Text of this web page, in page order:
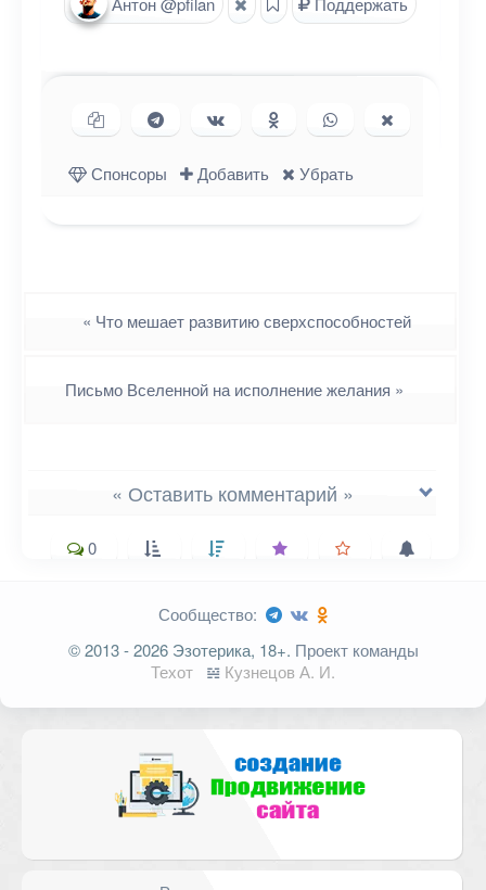
Копировать ссылку
Поделиться в Telegram
Поделиться ВКонтакте
Поделиться в
Одноклассниках
Поделиться в
WhatsApp
в X (Twitter)
Спонсоры
Добавить Убрать
« Что мешает развитию сверхспособностей
Письмо Вселенной на исполнение желания »
« Оставить комментарий »
Ваш адрес email не будет
опубликован.
Обязательные поля
Комментарий
0
Сообщество:
© 2013 - 2026 Эзотерика, 18+. Проект команды
Техот
𝌴 Кузнецов А. И.